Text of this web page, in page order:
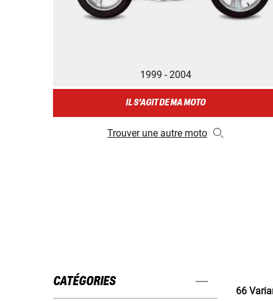
1999 - 2004
IL S'AGIT DE MA MOTO
Trouver une autre moto
CATÉGORIES
66